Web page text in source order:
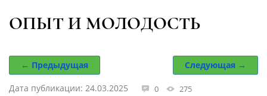
ОПЫТ И МОЛОДОСТЬ
← Предыдущая Следующая →
Дата публикации: 24.03.2025 0 275